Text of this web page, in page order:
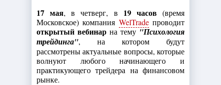
17 мая, в четверг, в 19 часов(время
Московское) компания WelTradeпроводит
открытый вебинар на тему "Психология
трейдинга", на котором будут
рассмотрены актуальные вопросы, которые
волнуют любого начинающего и
практикующего трейдера на финансовом
рынке.